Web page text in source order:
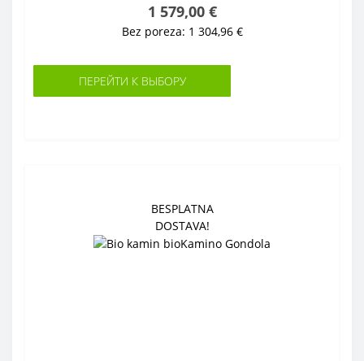
1 579,00 €
Bez poreza: 1 304,96 €
ПЕРЕЙТИ К ВЫБОРУ
BESPLATNA
DOSTAVA!